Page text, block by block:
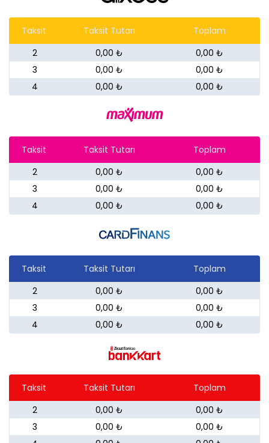
Taksit Taksit Tutarı
Toplam
2
0,00 ₺
0,00 ₺
3
0,00 ₺
0,00 ₺
4
0,00 ₺ 0,00 ₺
Taksit Taksit Tutarı
Toplam
2
0,00 ₺
0,00 ₺
3
0,00 ₺
0,00 ₺
4
0,00 ₺ 0,00 ₺
Taksit Taksit Tutarı
Toplam
2
0,00 ₺
0,00 ₺
3
0,00 ₺
0,00 ₺
4
0,00 ₺ 0,00 ₺
Taksit Taksit Tutarı
Toplam
2
0,00 ₺
0,00 ₺
3
0,00 ₺
0,00 ₺